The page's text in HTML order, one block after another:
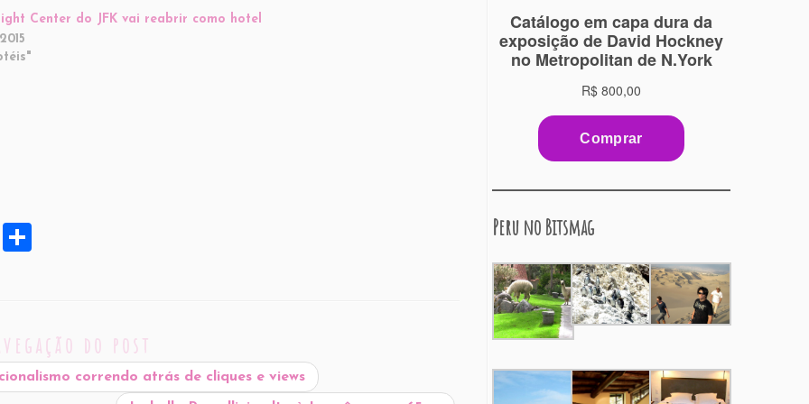
Center do JFK vai reabrir como hotel
X
do post
correndo atrás de cliques e views
Peru no Bitsmag